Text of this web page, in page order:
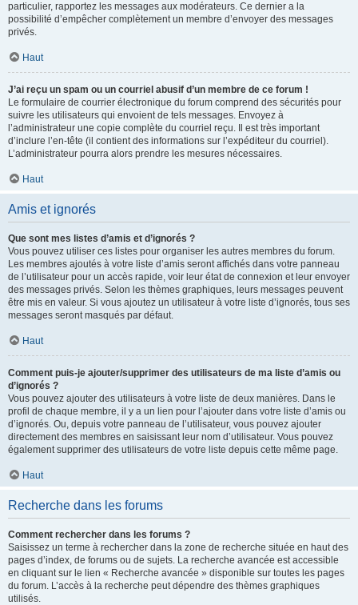
particulier, rapportez les messages aux modérateurs. Ce dernier a la
possibilité d’empêcher complètement un membre d’envoyer des messages
privés.
Haut
J’ai reçu un spam ou un courriel abusif d’un membre de ce forum !
Le formulaire de courrier électronique du forum comprend des sécurités pour
suivre les utilisateurs qui envoient de tels messages. Envoyez à
l’administrateur une copie complète du courriel reçu. Il est très important
d’inclure l’en-tête (il contient des informations sur l’expéditeur du courriel).
L’administrateur pourra alors prendre les mesures nécessaires.
Haut
Amis et ignorés
Que sont mes listes d’amis et d’ignorés ?
Vous pouvez utiliser ces listes pour organiser les autres membres du forum.
Les membres ajoutés à votre liste d’amis seront affichés dans votre panneau
de l’utilisateur pour un accès rapide, voir leur état de connexion et leur envoyer
des messages privés. Selon les thèmes graphiques, leurs messages peuvent
être mis en valeur. Si vous ajoutez un utilisateur à votre liste d’ignorés, tous ses
messages seront masqués par défaut.
Haut
Comment puis-je ajouter/supprimer des utilisateurs de ma liste d’amis ou
d’ignorés ?
Vous pouvez ajouter des utilisateurs à votre liste de deux manières. Dans le
profil de chaque membre, il y a un lien pour l’ajouter dans votre liste d’amis ou
d’ignorés. Ou, depuis votre panneau de l’utilisateur, vous pouvez ajouter
directement des membres en saisissant leur nom d’utilisateur. Vous pouvez
également supprimer des utilisateurs de votre liste depuis cette même page.
Haut
Recherche dans les forums
Comment rechercher dans les forums ?
Saisissez un terme à rechercher dans la zone de recherche située en haut des
pages d’index, de forums ou de sujets. La recherche avancée est accessible
en cliquant sur le lien « Recherche avancée » disponible sur toutes les pages
du forum. L’accès à la recherche peut dépendre des thèmes graphiques
utilisés.